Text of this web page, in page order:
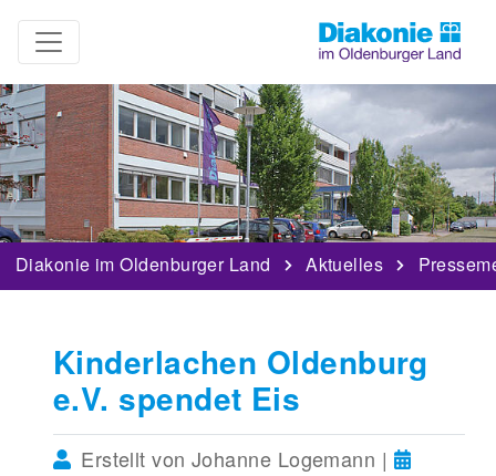
Diakonie im Oldenburger Land Aktuelles
Kinderlachen Oldenburg
e.V. spendet Eis
Erstellt von Johanne Logemann |